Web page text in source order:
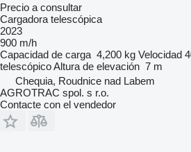
Precio a consultar
Cargadora telescópica
2023
900 m/h
Capacidad de carga 4,200 kg Velocidad
telescópicoAltura de elevación 7 m
Chequia, Roudnice nad Labem
AGROTRAC spol. s r.o.
Contacte con el vendedor